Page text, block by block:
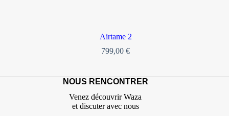
Airtame 2
799,00€
NOUS RENCONTRER
Venez découvrir Waza
et discuter avec nous